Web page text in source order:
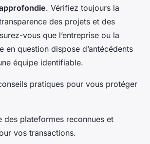
. Vérifiez toujours la
des projets et des
vous que l’entreprise ou la
en question dispose d’antécédents
équipe identifiable.
pratiques pour vous protéger
des plateformes reconnues et
vos transactions.